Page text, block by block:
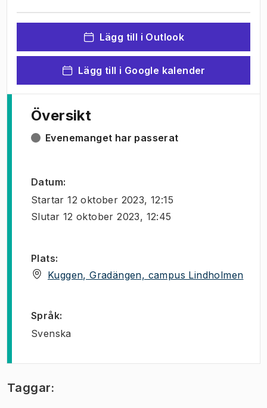
Lägg till i Outlook
Lägg till i Google kalender
Översikt
Evenemanget har passerat
Datum:
Startar 12 oktober 2023, 12:15
Slutar 12 oktober 2023, 12:45
Plats:
Kuggen, Gradängen, campus Lindholmen(
Språk:
Svenska
Taggar: